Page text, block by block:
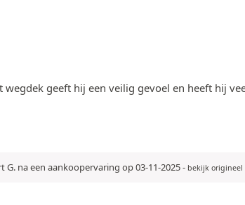
geeft hij een veilig gevoel en heeft hij
na een aankoopervaring op 03-11-2025- bekijk origineel